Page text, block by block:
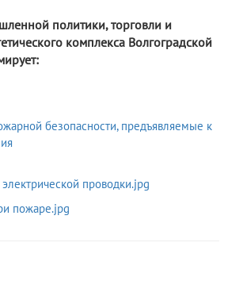
политики, торговли и
комплекса Волгоградской
безопасности, предъявляемые к